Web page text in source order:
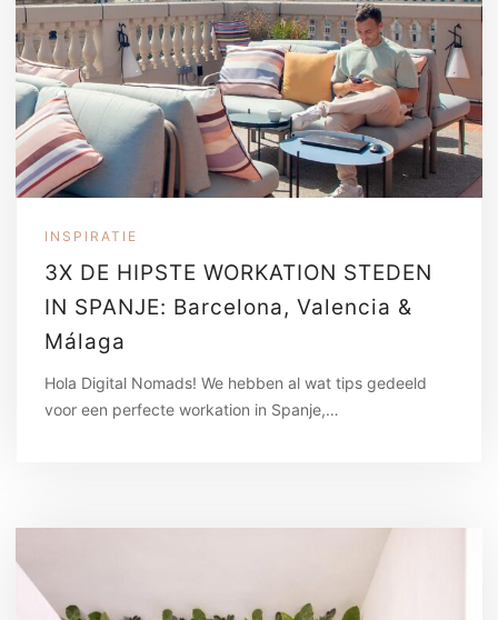
INSPIRATIE
3X DE HIPSTE WORKATION STEDEN
IN SPANJE: Barcelona, Valencia &
Málaga
Hola Digital Nomads! We hebben al wat tips gedeeld
voor een perfecte workation in Spanje,…